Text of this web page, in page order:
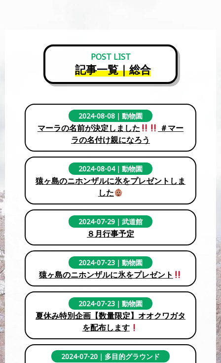
POST LIST
記事一覧｜総合
2024-08-08 ｜ 動物園
マーラの名前が決定しました
＃マー
ラの名付け親になろう
2024-08-04｜ 動物園
猿ヶ島のニホンザルに氷をプレゼントしま
した
2024-07-29 ｜ 武道館
８月行事予定
2024-07-23 ｜ 動物園
猿ヶ島のニホンザルに氷をプレゼント
2024-07-23 ｜ 動物園
夏休み特別企画【数量限定】オオクワガタ
を配布します
2024-07-20 ｜ 多目的グラウンド